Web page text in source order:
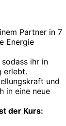
Partner in 7
Energie
ihr in
erlebt.
und
in eine neue
der Kurs: